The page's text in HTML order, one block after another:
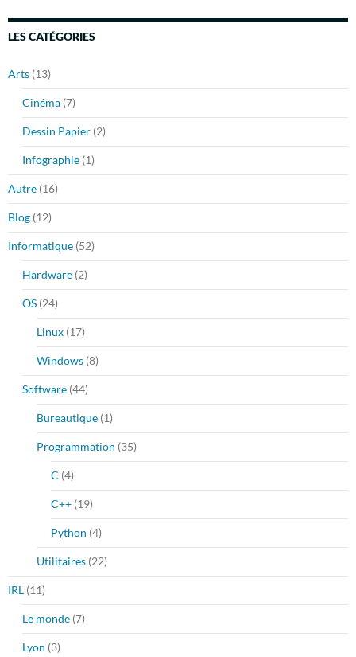
LES CATÉGORIES
Arts (13)
Cinéma (7)
Dessin Papier (2)
Infographie (1)
Autre (16)
Blog (12)
Informatique (52)
Hardware (2)
OS (24)
Linux (17)
Windows (8)
Software (44)
Bureautique (1)
Programmation (35)
C (4)
C++ (19)
Python (4)
Utilitaires (22)
IRL (11)
Le monde (7)
Lyon (3)